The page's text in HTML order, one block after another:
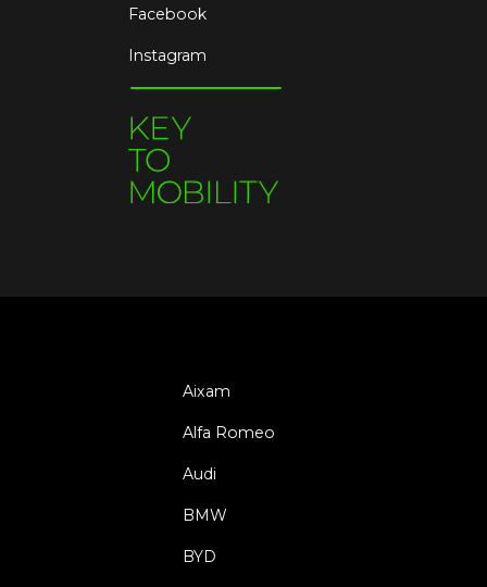
Facebook
Instagram
Aixam
Alfa Romeo
Audi
BMW
BYD